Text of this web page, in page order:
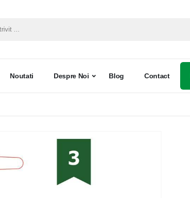
Noutati Despre Noi Blog Contact